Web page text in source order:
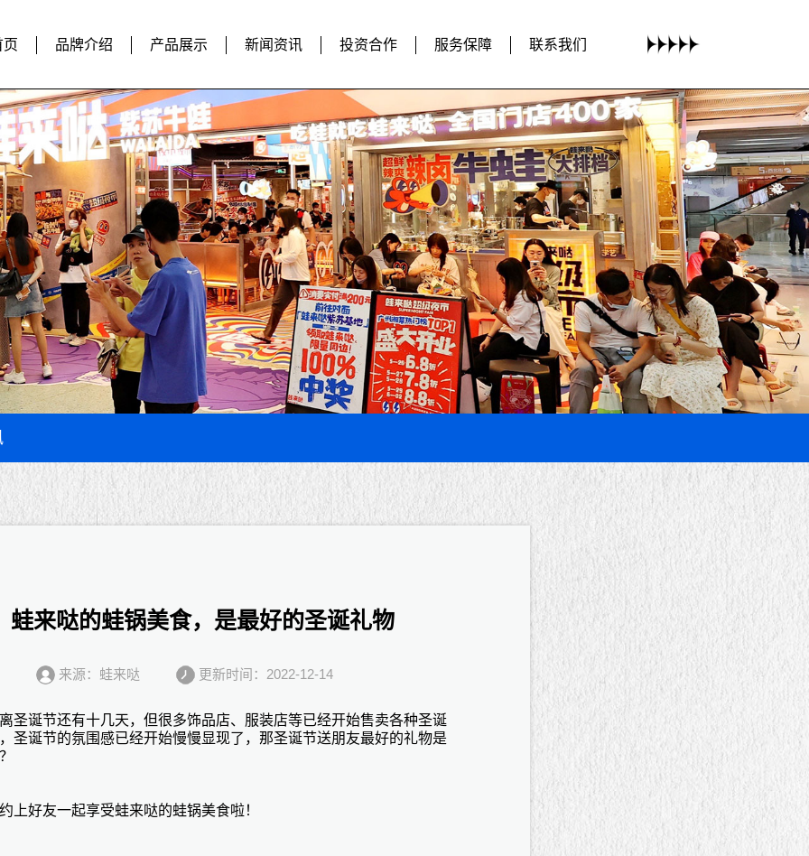
页 品牌介绍 产品展示 新闻资讯 投资合作 服务保障 联系我们
蛙来哒的蛙锅美食，是最好的圣诞礼物
来源：蛙来哒 更新时间：2022-12-14
圣诞节还有十几天，但很多饰品店、服装店等已经开始售卖各种圣诞
圣诞节的氛围感已经开始慢慢显现了，那圣诞节送朋友最好的礼物是
上好友一起享受蛙来哒的蛙锅美食啦！